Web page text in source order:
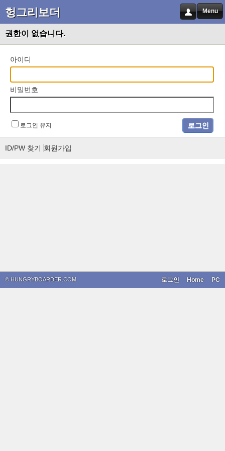
헝그리보더 Menu
권한이 없습니다.
아이디
비밀번호
로그인 유지
ID/PW 찾기 회원가입
© HUNGRYBOARDER.COM PC
Home
로그인